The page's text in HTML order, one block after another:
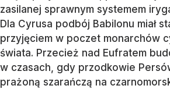
zasilanej sprawnym systemem
Dla Cyrusa podbój Babilonu miał
przyjęciem w poczet monarchów
świata. Przecież nad Eufratem
w czasach, gdy przodkowie
prażoną szarańczą na